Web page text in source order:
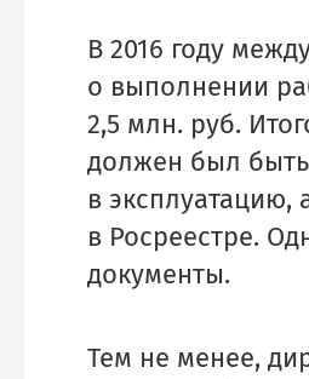
В 2016 году
о выполнении
2,5 млн. руб.
должен был
в
в Росреестре.
документы.
Тем не менее,